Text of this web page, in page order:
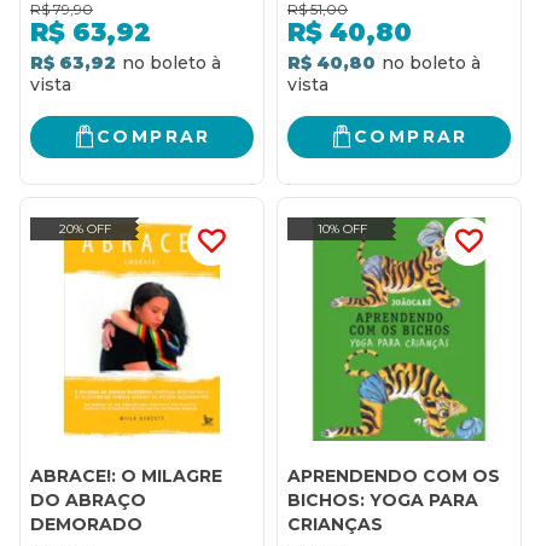
R$ 79,90
R$ 63,92
R$ 63,92
COMPRAR
R$ 51,00
R$ 40,80
R$ 40,80
COMPRAR
20% OFF
ABRACE!: O MILAGRE
DO ABRAÇO
DEMORADO
10% OFF
APRENDENDO COM OS
BICHOS: YOGA PARA
CRIANÇAS